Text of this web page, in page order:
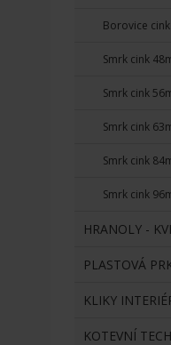
Borovice cink
Smrk cink
Smrk cink
Smrk cink
Smrk cink
Smrk cink
HRANOLY -
PLASTOVÁ
KLIKY
KOTEVNÍ